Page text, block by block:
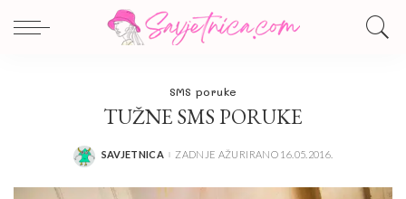
SMS poruke
TUŽNE SMS PORUKE
POSTED
SAVJETNICA ZADNJE AŽURIRANO 16.05.2016.